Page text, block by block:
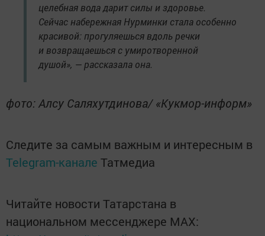
целебная вода дарит силы и здоровье.
Сейчас набережная Нурминки стала особенно
красивой: прогуляешься вдоль речки
и возвращаешься с умиротворенной
душой», — рассказала она.
фото: Алсу Саляхутдинова/ «Кукмор-информ»
Следите за самым важным и интересным в
Telegram-канале Татмедиа
Читайте новости Татарстана в
национальном мессенджере MАХ: